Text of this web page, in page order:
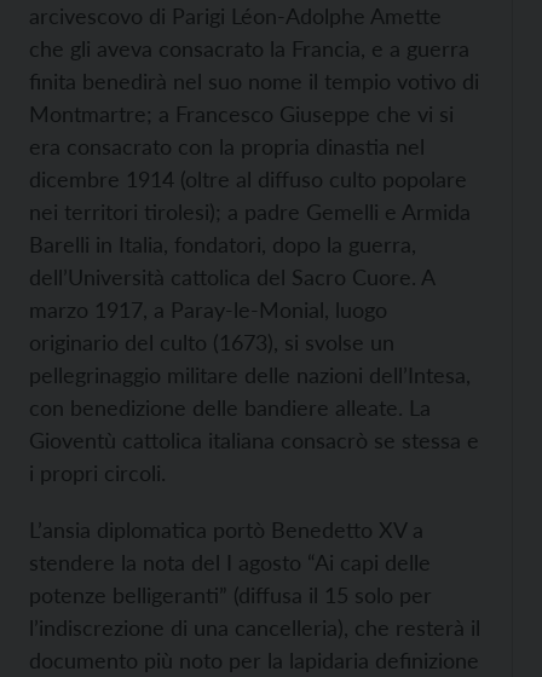
arcivescovo di Parigi Léon-Adolphe Amette
che gli aveva consacrato la Francia, e a guerra
finita benedirà nel suo nome il tempio votivo di
Montmartre; a Francesco Giuseppe che vi si
era consacrato con la propria dinastia nel
dicembre 1914 (oltre al diffuso culto popolare
nei territori tirolesi); a padre Gemelli e Armida
Barelli in Italia, fondatori, dopo la guerra,
dell’Università cattolica del Sacro Cuore. A
marzo 1917, a Paray-le-Monial, luogo
originario del culto (1673), si svolse un
pellegrinaggio militare delle nazioni dell’Intesa,
con benedizione delle bandiere alleate. La
Gioventù cattolica italiana consacrò se stessa e
i propri circoli.
L’ansia diplomatica portò Benedetto XV a
stendere la nota del I agosto “Ai capi delle
potenze belligeranti” (diffusa il 15 solo per
l’indiscrezione di una cancelleria), che resterà il
documento più noto per la lapidaria definizione